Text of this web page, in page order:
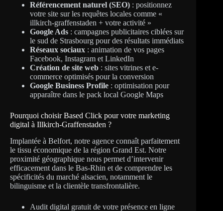
Référencement naturel (SEO) : positionnez
votre site sur les requêtes locales comme «
illkirch-graffenstaden + votre activité »
Google Ads : campagnes publicitaires ciblées sur
le sud de Strasbourg pour des résultats immédiats
Réseaux sociaux : animation de vos pages
Facebook, Instagram et LinkedIn
Création de site web : sites vitrines et e-
commerce optimisés pour la conversion
Google Business Profile : optimisation pour
apparaître dans le pack local Google Maps
Pourquoi choisir Based Click pour votre marketing
digital à Illkirch-Graffenstaden ?
Implantée à Belfort, notre agence connaît parfaitement
le tissu économique de la région Grand Est. Notre
proximité géographique nous permet d’intervenir
efficacement dans le Bas-Rhin et de comprendre les
spécificités du marché alsacien, notamment le
bilinguisme et la clientèle transfrontalière.
Audit digital gratuit de votre présence en ligne